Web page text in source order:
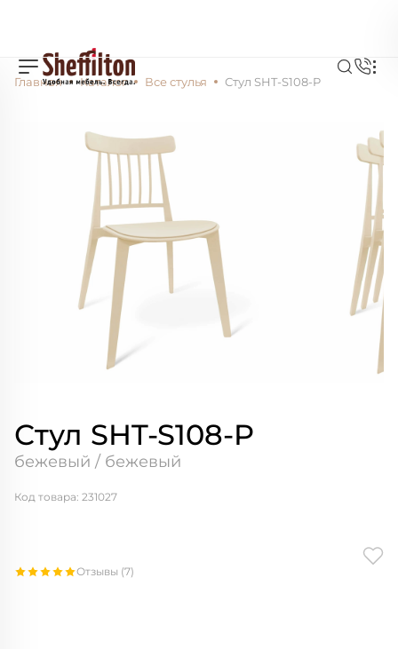
Главная Каталог Все стулья Стул SHT-S108-P
Стул SHT-S108-P
бежевый / бежевый
Отзывы (7)
Код товара: 231027